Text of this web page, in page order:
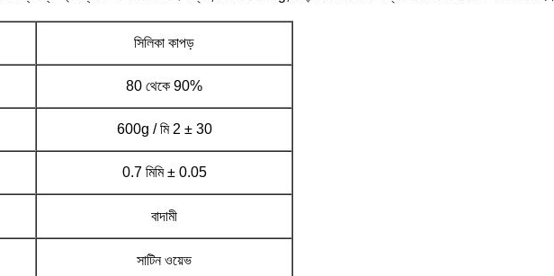
সিলিকা কাপড়
80 থেকে 90%
600g / মি 2 ± 30
0.7 মিমি ± 0.05
বাদামী
সাটিন ওয়েভ